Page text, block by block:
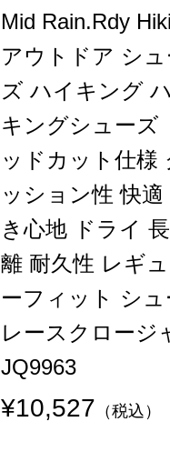
Mid Rain.Rdy
アウトドア シ
ズ ハイキング
キングシューズ
ッドカット仕様
ッション性 快適
き心地 ドライ
離 耐久性 レギ
ーフィット シュ
レースクロージ
JQ9963
¥10,527 （税込）